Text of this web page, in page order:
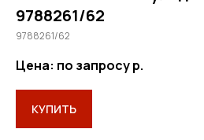
9788261/62
9788261/62
Цена: по запросур.
КУПИТЬ